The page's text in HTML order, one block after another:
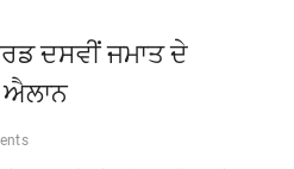
ਦਸਵੀਂ ਜਮਾਤ ਦੇ
ਐਲਾਨ